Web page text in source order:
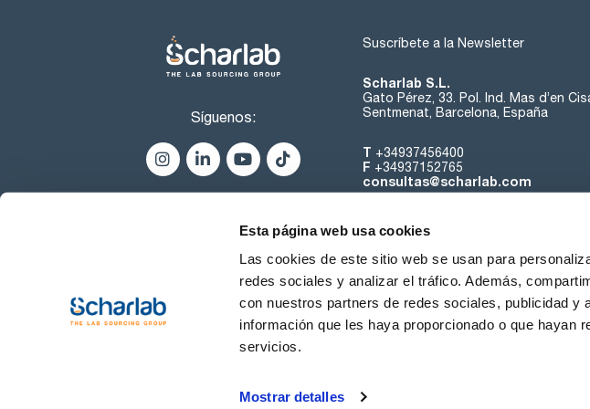
Esta página web usa cookies
Las cookies de este sitio web se usan para
redes sociales y analizar el tráfico. Además,
con nuestros partners de redes sociales, publicidad y
información que les haya proporcionado o que hayan
servicios.
Mostrar detalles
Síguenos:
Suscríbete a la Newsletter
Scharlab S.L.
Gato Pérez, 33. Pol. Ind. Mas d’en
Sentmenat, Barcelona, España
T +34937456400
F +34937152765
consultas@scharlab.com
Sobre nosotros
Condiciones de uso